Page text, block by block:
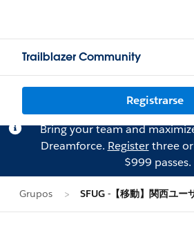
Trailblazer Community
Registrarse
Bring your team and
Dreamforce. Registerthree
$999 passes.
Grupos SFUG -【移動】関西ユー